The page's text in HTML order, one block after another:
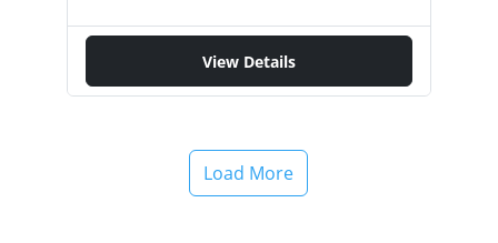
Peserta akan dibimbing melalui seluruh siklus
hidup penanganan insiden, mulai dari persiapan,
deteksi, dan analisis, hingga pengendalian,
Melalui pendekatan pembelajaran yang sangat
praktis, Anda akan mengembangkan kompetensi
View Details
Load More